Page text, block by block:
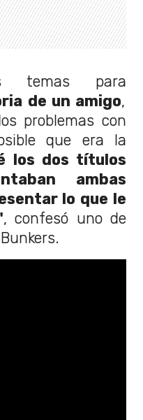
temas para
de un amigo,
problemas con
que era la
los dos títulos
ambas
lo que le
, confesó uno de